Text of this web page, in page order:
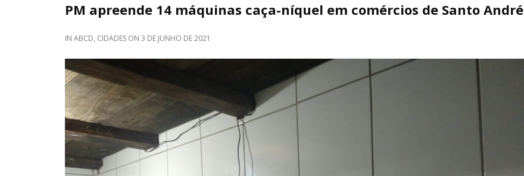
PM apreende 14 máquinas caça-níquel em comércios de Santo André
IN ABCD, CIDADES ON 3 DE JUNHO DE 2021